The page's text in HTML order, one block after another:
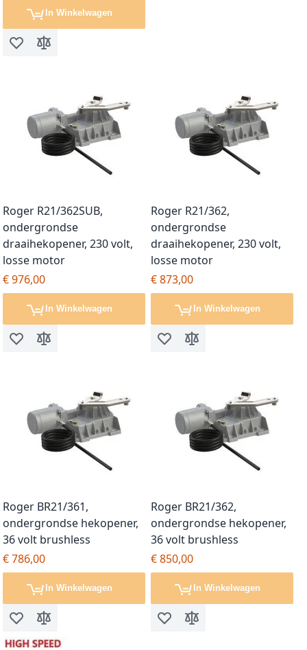
In Winkelwagen
Voeg toe aan verlanglijst
Toevoegen om te vergelijken
Roger R21/362SUB,
ondergrondse
draaihekopener, 230 volt,
losse motor
€ 976,00
In Winkelwagen
Voeg toe aan verlanglijst
Toevoegen om te vergelijken
Roger R21/362,
ondergrondse
draaihekopener, 230 volt,
losse motor
€ 873,00
In Winkelwagen
Voeg toe aan verlanglijst
Toevoegen om te
Roger BR21/361,
ondergrondse hekopener,
36 volt brushless
€ 786,00
In Winkelwagen
Voeg toe aan verlanglijst
Toevoegen om te vergelijken
Roger BR21/362,
ondergrondse hekopener,
36 volt brushless
€ 850,00
In Winkelwagen
Voeg toe aan verlanglijst
Toevoegen om te